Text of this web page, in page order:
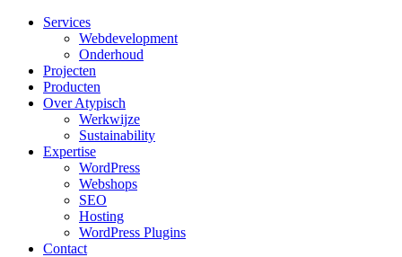
Services
Webdevelopment
Onderhoud
Projecten
Producten
Over Atypisch
Werkwijze
Sustainability
Expertise
WordPress
Webshops
SEO
Hosting
WordPress Plugins
Contact